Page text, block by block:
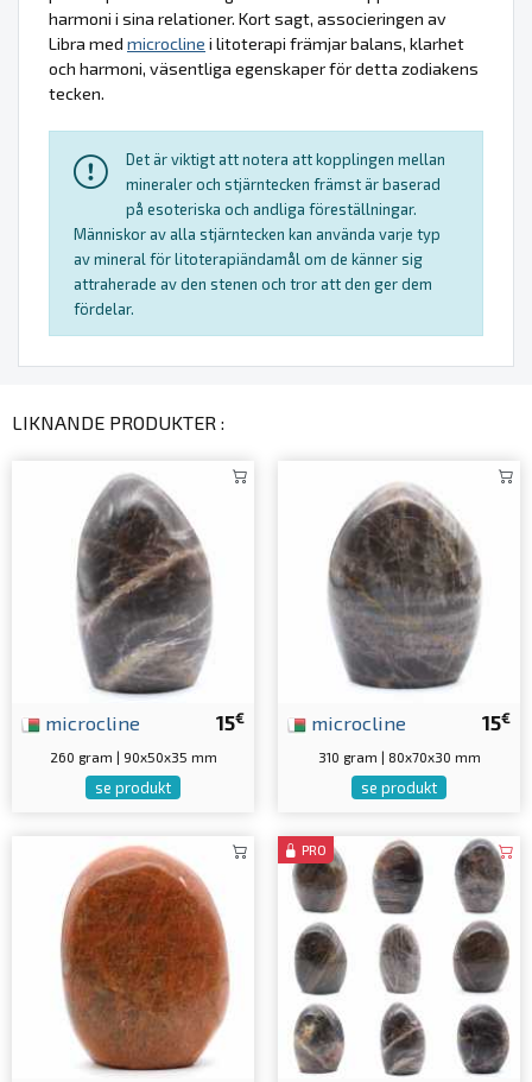
harmoni i sina relationer. Kort sagt, associeringen av
Libra med microcline i litoterapi främjar balans, klarhet
och harmoni, väsentliga egenskaper för detta zodiakens
tecken.
Det är viktigt att notera att kopplingen mellan
mineraler och stjärntecken främst är baserad
på esoteriska och andliga föreställningar.
Människor av alla stjärntecken kan använda varje typ
av mineral för litoterapiändamål om de känner sig
attraherade av den stenen och tror att den ger dem
fördelar.
LIKNANDE PRODUKTER :
15€
microcline
260 gram | 90x50x35 mm
se produkt
15€
microcline
310 gram | 80x70x30 mm
se produkt
PRO